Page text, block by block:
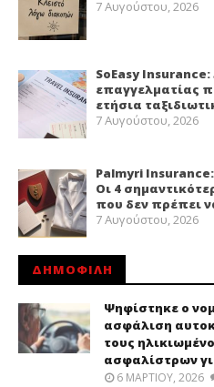
7 Αυγούστου, 2026
SoEasy
επαγγελματίας
ετήσια
7 Αυγούστου, 2026
Palmyri
Οι 4
που δεν πρέπει
7 Αυγούστου, 2026
ΔΗΜΟΦΙΛΗ
Ψηφίστηκε ο
ασφάλιση
τους
ασφαλίστρων
6 ΜΑΡΤΊΟΥ, 2026